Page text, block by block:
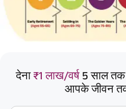
देना₹1 लाख/वर्ष 5 साल
आपके जीवन